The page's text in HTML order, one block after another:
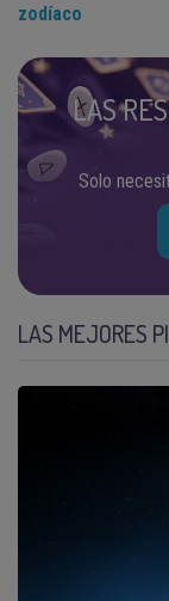
zodíaco
LAS
Solo
LAS MEJORES